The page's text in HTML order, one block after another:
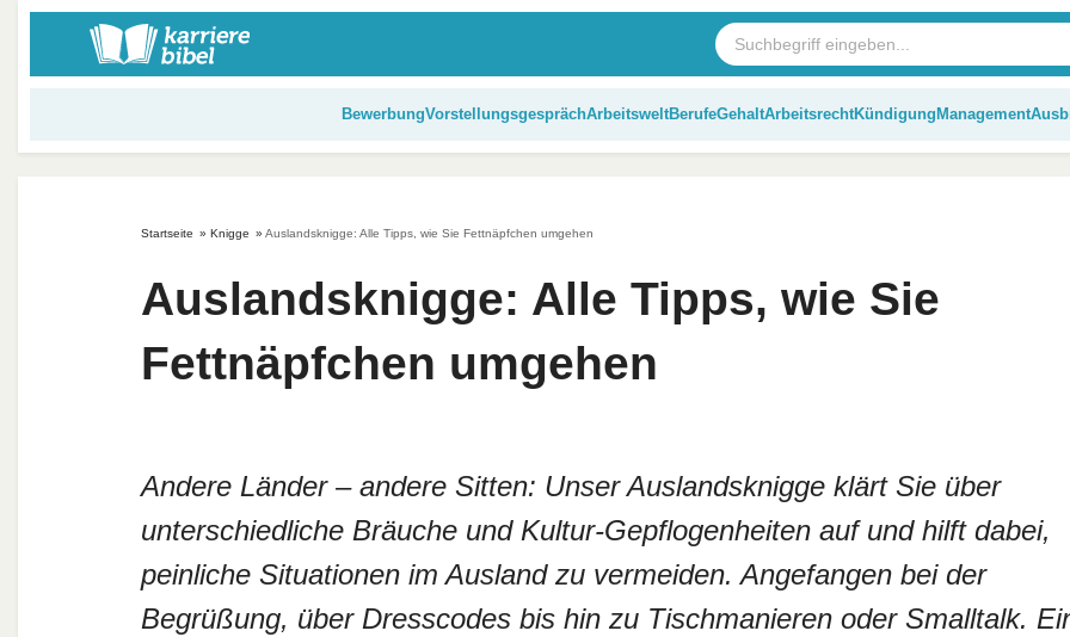
BewerbungVorstellungsgesprächArbeitsweltBerufeGehaltArbeitsrechtKündigung Management
Startseite » Knigge » Auslandsknigge: Alle Tipps, wie Sie Fettnäpfchen umgehen
Auslandsknigge: Alle Tipps, wie Sie
Fettnäpfchen umgehen
Andere Länder – andere Sitten: Unser Auslandsknigge klärt Sie über
unterschiedliche Bräuche und Kultur-Gepflogenheiten auf und hilft dabei,
peinliche Situationen im Ausland zu vermeiden. Angefangen bei der
Begrüßung, über Dresscodes bis hin zu Tischmanieren oder Smalltalk.